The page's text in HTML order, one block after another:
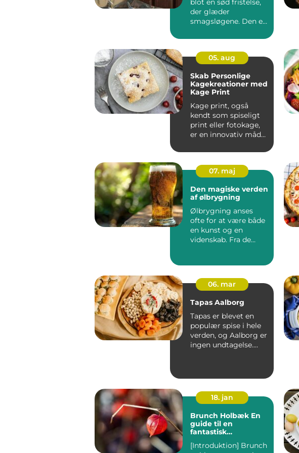
der glæder
smagsløgene. Den er
05. aug
Skab Personlige
Kagekreationer med
Kage Print
Kage print, også
kendt som spiseligt
print eller fotokage,
er en innovativ måde
07. maj
Den magiske verden
af ølbrygning
Ølbrygning anses
ofte for at være både
en kunst og en
videnskab. Fra de
06. mar
Tapas Aalborg
Tapas er blevet en
populær spise i hele
verden, og Aalborg er
ingen undtagelse.
18. jan
Brunch Holbæk En
guide til en
fantastisk
[Introduktion] Brunch